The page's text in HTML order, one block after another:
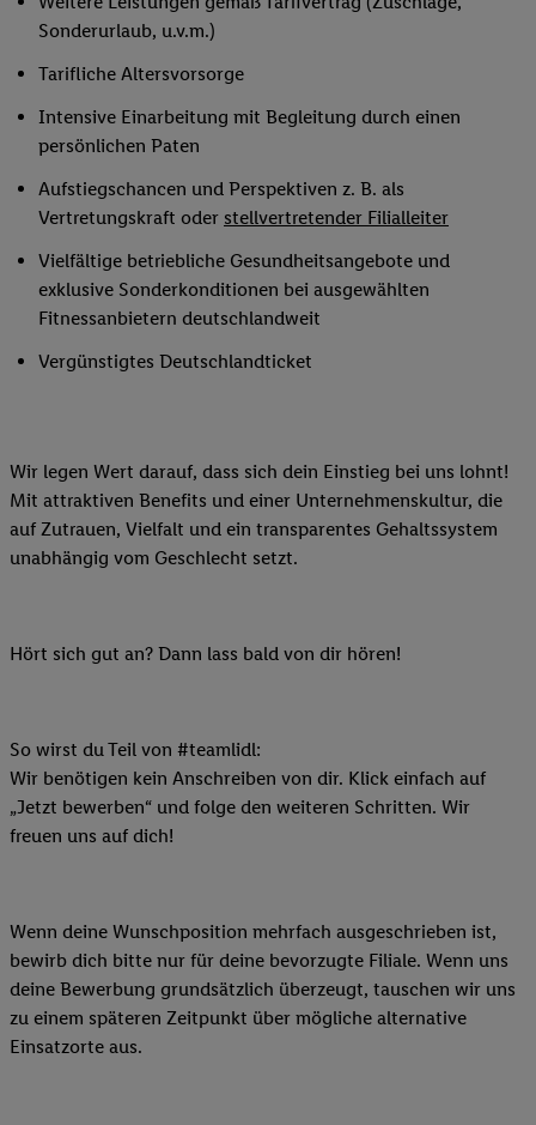
Sonderurlaub, u.v.m.)
Tarifliche Altersvorsorge
Intensive Einarbeitung mit Begleitung durch einen
persönlichen Paten
Aufstiegschancen und Perspektiven z. B. als
Vertretungskraft oder stellvertretender Filialleiter
Vielfältige betriebliche Gesundheitsangebote und
exklusive Sonderkonditionen bei ausgewählten
Fitnessanbietern deutschlandweit
Vergünstigtes Deutschlandticket
Wir legen Wert darauf, dass sich dein Einstieg bei uns lohnt!
Mit attraktiven Benefits und einer Unternehmenskultur, die
auf Zutrauen, Vielfalt und ein transparentes Gehaltssystem
unabhängig vom Geschlecht setzt.
Hört sich gut an? Dann lass bald von dir hören!
So wirst du Teil von #teamlidl:
Wir benötigen kein Anschreiben von dir. Klick einfach auf
„Jetzt bewerben“ und folge den weiteren Schritten. Wir
freuen uns auf dich!
Wenn deine Wunschposition mehrfach ausgeschrieben ist,
bewirb dich bitte nur für deine bevorzugte Filiale. Wenn uns
deine Bewerbung grundsätzlich überzeugt, tauschen wir uns
zu einem späteren Zeitpunkt über mögliche alternative
Einsatzorte aus.